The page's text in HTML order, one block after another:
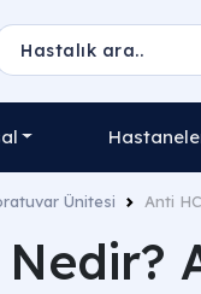
Ünitesi Anti